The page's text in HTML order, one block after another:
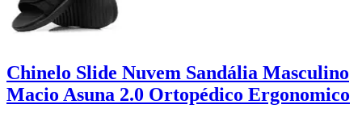
Chinelo Slide Nuvem Sandália Masculino
Macio Asuna 2.0 Ortopédico Ergonomico